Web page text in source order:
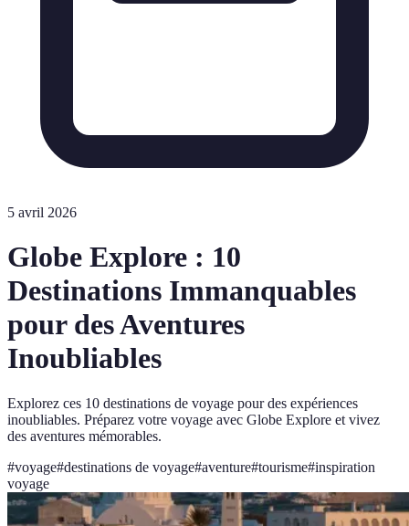
5 avril 2026
Globe Explore : 10
Destinations Immanquables
pour des Aventures
Inoubliables
Explorez ces 10 destinations de voyage pour des expériences
inoubliables. Préparez votre voyage avec Globe Explore et vivez
des aventures mémorables.
#voyage#destinations de voyage#aventure#tourisme#inspiration
voyage